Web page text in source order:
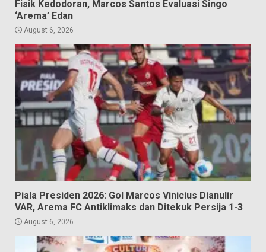
Fisik Kedodoran, Marcos Santos Evaluasi Singo
‘Arema’ Edan
August 6, 2026
Piala Presiden 2026: Gol Marcos Vinicius Dianulir
VAR, Arema FC Antiklimaks dan Ditekuk Persija 1-3
August 6, 2026